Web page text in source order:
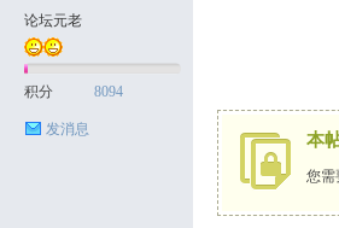
论坛元老
积分 8094
发消息
本
您需